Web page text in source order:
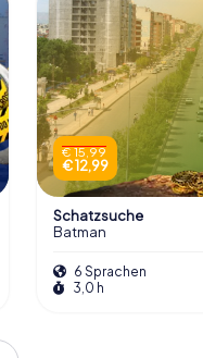
€ 15,99
€ 12,99
Schatzsuche
Batman
6 Sprachen
3,0 h